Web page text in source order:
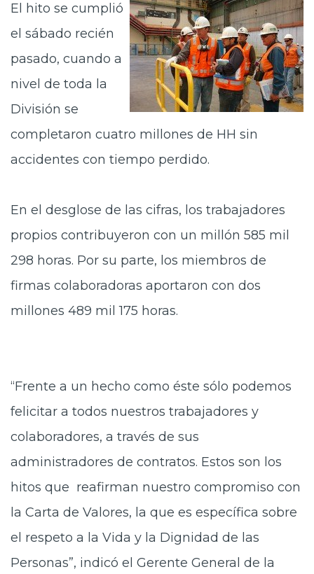
El hito se cumplió
el sábado recién
pasado, cuando a
nivel de toda la
División se
completaron cuatro millones de HH sin
accidentes con tiempo perdido.
En el desglose de las cifras, los trabajadores
propios contribuyeron con un millón 585 mil
298 horas. Por su parte, los miembros de
firmas colaboradoras aportaron con dos
millones 489 mil 175 horas.
“Frente a un hecho como éste sólo podemos
felicitar a todos nuestros trabajadores y
colaboradores, a través de sus
administradores de contratos. Estos son los
hitos que reafirman nuestro compromiso con
la Carta de Valores, la que es específica sobre
el respeto a la Vida y la Dignidad de las
Personas”, indicó el Gerente General de la